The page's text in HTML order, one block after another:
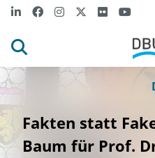
Fakten statt
Baum für Prof.